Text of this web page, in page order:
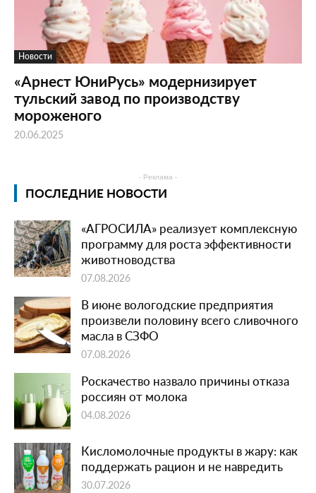
Новости
«Арнест ЮниРусь» модернизирует
тульский завод по производству
мороженого
20.06.2025
- Реклама -
ПОСЛЕДНИЕ НОВОСТИ
«АГРОСИЛА» реализует комплексную
программу для роста эффективности
животноводства
07.08.2026
В июне вологодские предприятия
произвели половину всего сливочного
масла в СЗФО
07.08.2026
Роскачество назвало причины отказа
россиян от молока
04.08.2026
Кисломолочные продукты в жару: как
поддержать рацион и не навредить
30.07.2026